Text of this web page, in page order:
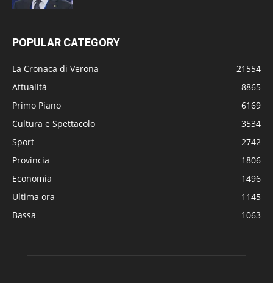
POPULAR CATEGORY
La Cronaca di Verona
21554
Attualità
8865
Primo Piano
6169
Cultura e Spettacolo
3534
Sport
2742
Provincia
1806
Economia
1496
Ultima ora
1145
Bassa
1063